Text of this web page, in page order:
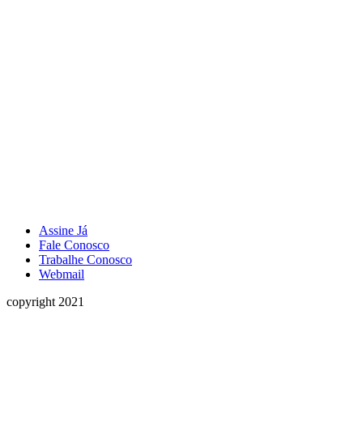
Assine Já
Fale Conosco
Trabalhe Conosco
Webmail
copyright 2021